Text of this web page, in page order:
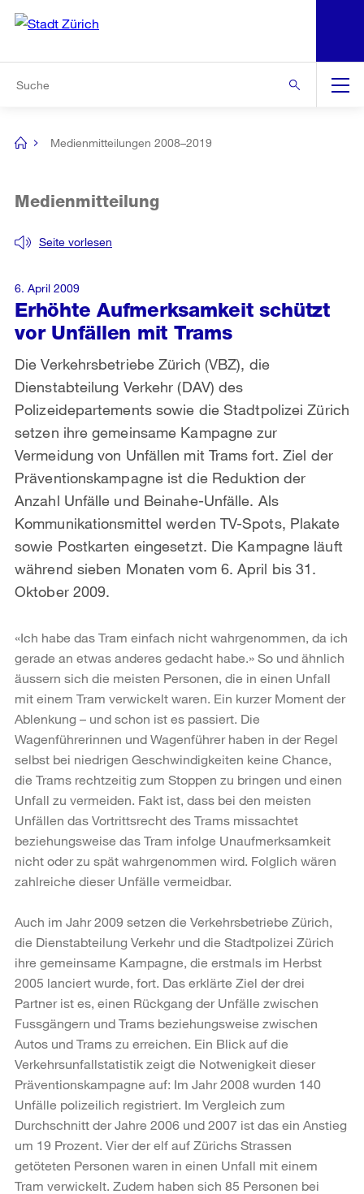
Navigation
[no
Medienmitteilungen 2008–2019
Erhöhte Aufmerksamkeit schützt
vor Unfällen mit Trams
Seite vorlesen
Medienmitteilung
Die Verkehrsbetriebe Zürich (VBZ), die
Dienstabteilung Verkehr (DAV) des
Polizeidepartements sowie die Stadtpolizei Zürich
setzen ihre gemeinsame Kampagne zur
Vermeidung von Unfällen mit Trams fort. Ziel der
Präventionskampagne ist die Reduktion der
Anzahl Unfälle und Beinahe-Unfälle. Als
Kommunikationsmittel werden TV-Spots, Plakate
sowie Postkarten eingesetzt. Die Kampagne läuft
während sieben Monaten vom 6. April bis 31.
Oktober 2009.
6. April 2009
«Ich habe das Tram einfach nicht wahrgenommen, da ich
gerade an etwas anderes gedacht habe.» So und ähnlich
äussern sich die meisten Personen, die in einen Unfall
mit einem Tram verwickelt waren. Ein kurzer Moment der
Ablenkung – und schon ist es passiert. Die
Wagenführerinnen und Wagenführer haben in der Regel
selbst bei niedrigen Geschwindigkeiten keine Chance,
die Trams rechtzeitig zum Stoppen zu bringen und einen
Unfall zu vermeiden. Fakt ist, dass bei den meisten
Unfällen das Vortrittsrecht des Trams missachtet
beziehungsweise das Tram infolge Unaufmerksamkeit
nicht oder zu spät wahrgenommen wird. Folglich wären
zahlreiche dieser Unfälle vermeidbar.
Auch im Jahr 2009 setzen die Verkehrsbetriebe Zürich,
die Dienstabteilung Verkehr und die Stadtpolizei Zürich
ihre gemeinsame Kampagne, die erstmals im Herbst
2005 lanciert wurde, fort. Das erklärte Ziel der drei
Partner ist es, einen Rückgang der Unfälle zwischen
Fussgängern und Trams beziehungsweise zwischen
Autos und Trams zu erreichen. Ein Blick auf die
Verkehrsunfallstatistik zeigt die Notwenigkeit dieser
Präventionskampagne auf: Im Jahr 2008 wurden 140
Unfälle polizeilich registriert. Im Vergleich zum
Durchschnitt der Jahre 2006 und 2007 ist das ein Anstieg
um 19 Prozent. Vier der elf auf Zürichs Strassen
getöteten Personen waren in einen Unfall mit einem
Tram verwickelt. Zudem haben sich 85 Personen bei